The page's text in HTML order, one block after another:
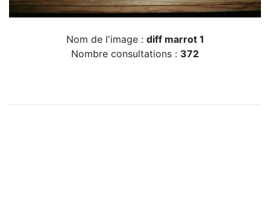
Nom de l'image : diff marrot 1
Nombre consultations : 372